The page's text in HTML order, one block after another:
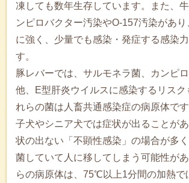
凍しても数年生存しています。また、
ンピロバクター汚染やO-157汚染があ
に強く、少量でも感染・発症する感染
す。
豚レバーでは、サルモネラ菌、カンピ
他、E型肝炎ウイルスに感染するリスク
れらの菌は人畜共通感染症の病原体です
子犬やシニア犬では症状が出ることが
状の出ない「不顕性感染」の場合が多
菌していて人に移してしまう可能性が
らの病原体は、75℃以上1分間の加熱で